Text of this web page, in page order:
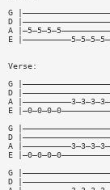
G
D
A
E
Verse:
G
D
A
E
G
D
A
E
G
D